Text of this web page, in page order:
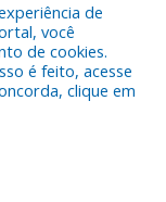
de
você
de cookies.
é feito, acesse
clique em